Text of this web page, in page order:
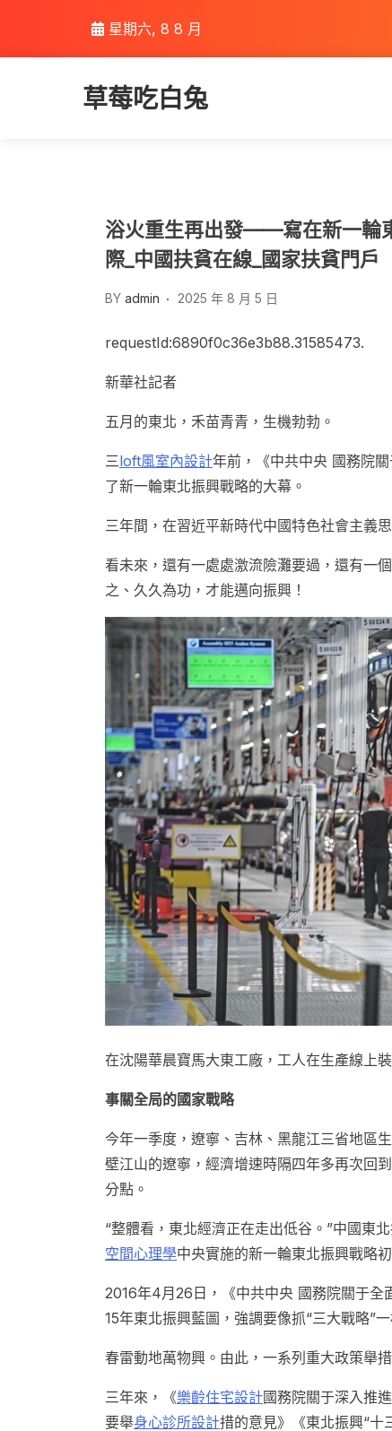
content
星期六, 8 8 月
草莓吃白兔
浴火重生再出發——寫在新一輪
際_中國扶貧在線_國家扶貧門戶
BY admin 2025 年 8 月 5 日
requestId:6890f0c36e3b88.31585473.
新華社記者
五月的東北，禾苗青青，生機勃勃。
三loft風室內設計年前，《中共中央 國務院
了新一輪東北振興戰略的大幕。
三年間，在習近平新時代中國特色社會主義
看未來，還有一處處激流險灘要過，還有一
之、久久為功，才能邁向振興！
在沈陽華晨寶馬大東工廠，工人在生產線上
事關全局的國家戰略
今年一季度，遼寧、吉林、黑龍江三省地區
壁江山的遼寧，經濟增速時隔四年多再次回
分點。
“整體看，東北經濟正在走出低谷。”中國東
空間心理學中央實施的新一輪東北振興戰略
2016年4月26日，《中共中央 國務院關于全
15年東北振興藍圖，強調要像抓“三大戰略”
春雷動地萬物興。由此，一系列重大政策舉
三年來，《樂齡住宅設計國務院關于深入推
要舉身心診所設計措的意見》《東北振興“十